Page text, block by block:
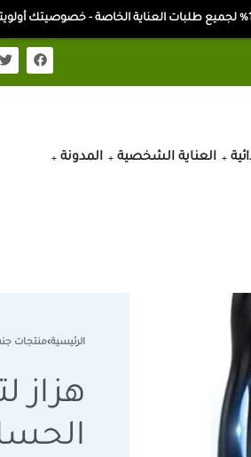
العناية الشخصية المدونة
الرئيسية›منتجات
هزاز